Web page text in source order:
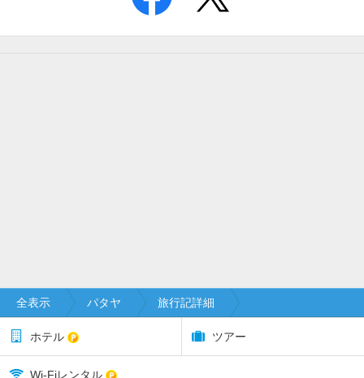
全表示 パタヤ 旅行記詳細
ホテル ツアー
Wi-Fiレンタル